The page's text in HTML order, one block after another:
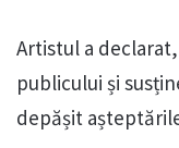
Artistul a
publicului și
depășit